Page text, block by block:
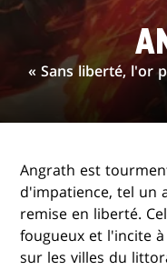
« Sans liberté, l'or
Angrath est
d'impatience, tel un
remise en liberté.
fougueux et l'incite
sur les villes du